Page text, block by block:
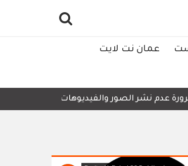
عمان نت لايت
عدم نشر الصور والفيديوهات التي لا تحتوي على